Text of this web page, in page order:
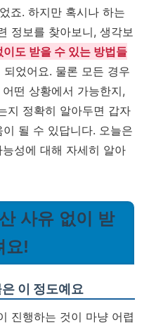
죠. 하지만 혹시나 하는
정보를 찾아보니, 생각보
도 받을 수 있는 방법들
되었어요. 물론 모든 경우
떤 상황에서 가능한지,
지 정확히 알아두면 갑자
될 수 있답니다. 오늘은
성에 대해 자세히 알아
사유 없이 받
요!
이 정도예요
진행하는 것이 마냥 어렵